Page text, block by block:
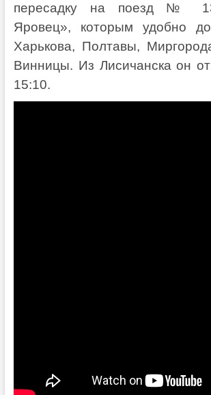
пересадку на поезд №
Яровец», которым удобно
Харькова, Полтавы,
Винницы. Из Лисичанска он
15:10.